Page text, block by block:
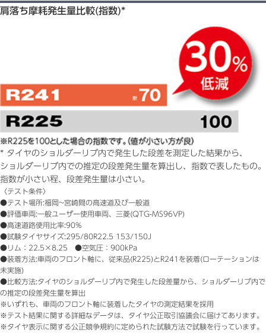
肩落ち摩耗発生量比較(指数)*
* タイヤのショルダーリブ内で発生した段差を測定した結果から、
ショルダーリブ内での推定の段差発生量を算出し、指数で表したもの。
指数が小さい程、段差発生量は小さい。
〈テスト条件〉
●テスト場所:福岡~宮崎間の高速道及び一般道
●評価車両:一般ユーザー使用車両、三菱(QTG-MS96VP)
●高速道路使用比率:90%
●試験タイヤサイズ:295/80R22.5 153/150J
●リム：22.5×8.25 ●空気圧：900kPa
●装着方法:車両のフロント軸に、従来品(R225)とR241を装着(ローテーションは
未実施)
●比較方法:タイヤのショルダーリブ内で発生した段差量から、ショルダーリブ内で
の推定の段差発生量を算出
※いずれも、車両のフロント軸に装着したタイヤの測定結果を採用
※テスト結果に関する詳細なデータは、タイヤ公正取引協議会に届けてあります。
※タイヤ表示に関する公正競争規約に定められた試験方法で試験を行っています。